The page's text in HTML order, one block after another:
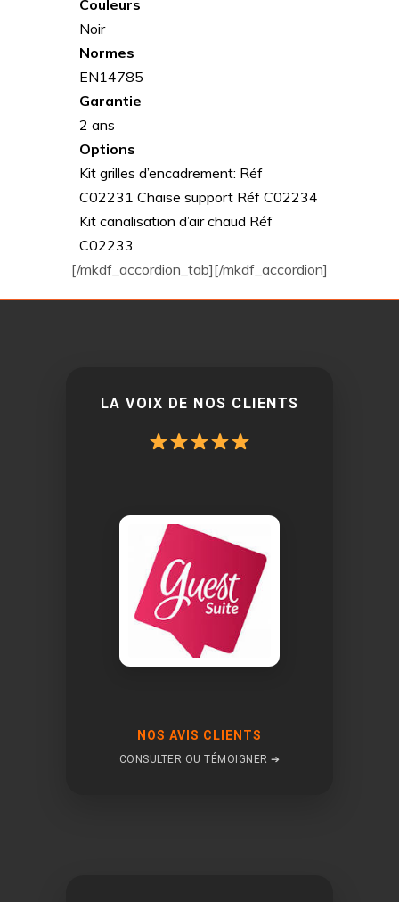
Couleurs
Noir
Normes
EN14785
Garantie
2 ans
Options
Kit grilles d’encadrement: Réf
C02231 Chaise support Réf C02234
Kit canalisation d’air chaud Réf
C02233
[/mkdf_accordion_tab][/mkdf_accordion]
LA VOIX DE NOS CLIENTS
NOS AVIS CLIENTS
CONSULTER OU TÉMOIGNER ➔